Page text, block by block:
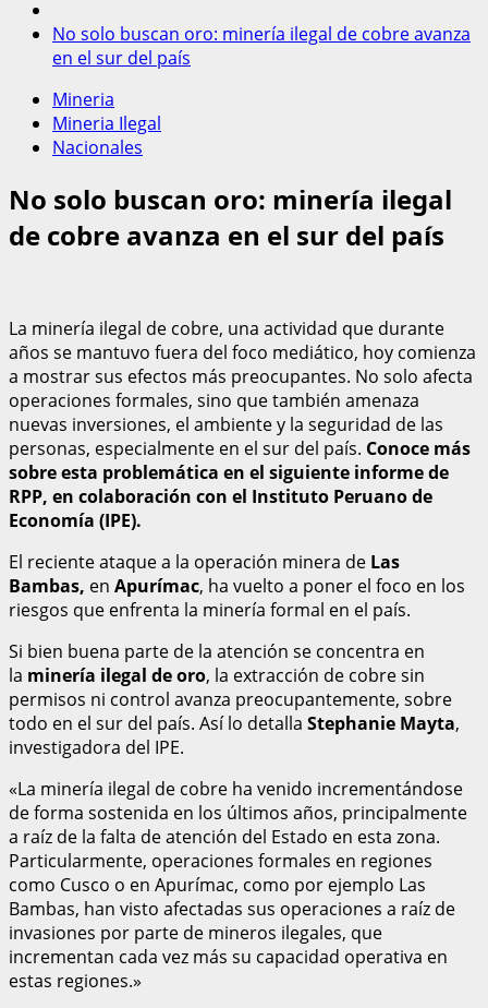
No solo buscan oro: minería ilegal de cobre avanza
en el sur del país
Mineria
Mineria Ilegal
Nacionales
No solo buscan oro: minería ilegal
de cobre avanza en el sur del país
La minería ilegal de cobre, una actividad que durante
años se mantuvo fuera del foco mediático, hoy comienza
a mostrar sus efectos más preocupantes. No solo afecta
operaciones formales, sino que también amenaza
nuevas inversiones, el ambiente y la seguridad de las
personas, especialmente en el sur del país. Conoce más
sobre esta problemática en el siguiente informe de
RPP, en colaboración con el Instituto Peruano de
Economía (IPE).
El reciente ataque a la operación minera de Las
Bambas, en Apurímac, ha vuelto a poner el foco en los
riesgos que enfrenta la minería formal en el país.
Si bien buena parte de la atención se concentra en
la minería ilegal de oro, la extracción de cobre sin
permisos ni control avanza preocupantemente, sobre
todo en el sur del país. Así lo detalla Stephanie Mayta,
investigadora del IPE.
«La minería ilegal de cobre ha venido incrementándose
de forma sostenida en los últimos años, principalmente
a raíz de la falta de atención del Estado en esta zona.
Particularmente, operaciones formales en regiones
como Cusco o en Apurímac, como por ejemplo Las
Bambas, han visto afectadas sus operaciones a raíz de
invasiones por parte de mineros ilegales, que
incrementan cada vez más su capacidad operativa en
estas regiones.»